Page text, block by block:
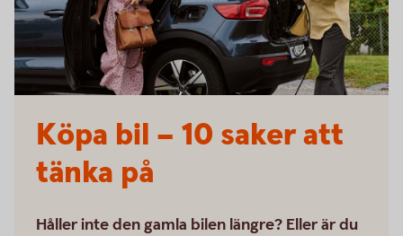
Köpa bil – 10 saker att
tänka på
Håller inte den gamla bilen längre? Eller är du